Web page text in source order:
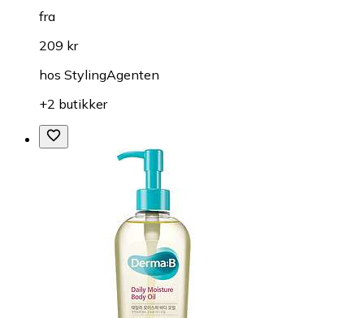
fra
209 kr
hos StylingAgenten
+2 butikker